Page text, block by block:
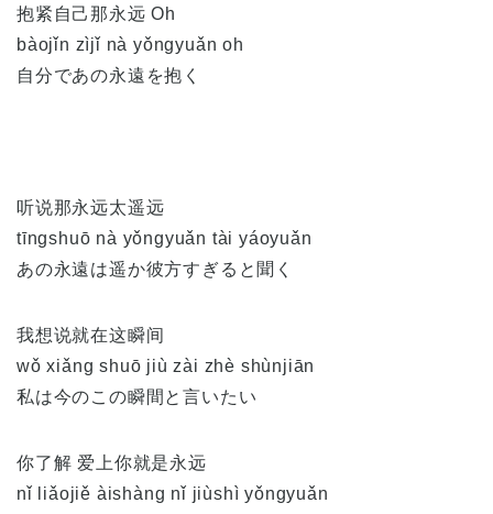
抱紧自己那永远 Oh
bàojǐn zìjǐ nà yǒngyuǎn oh
自分であの永遠を抱く
听说那永远太遥远
tīngshuō nà yǒngyuǎn tài yáoyuǎn
あの永遠は遥か彼方すぎると聞く
我想说就在这瞬间
wǒ xiǎng shuō jiù zài zhè shùnjiān
私は今のこの瞬間と言いたい
你了解 爱上你就是永远
nǐ liǎojiě àishàng nǐ jiùshì yǒngyuǎn